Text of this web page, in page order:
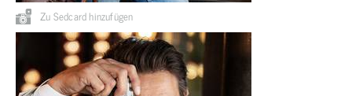
Zu Sedcard hinzufügen